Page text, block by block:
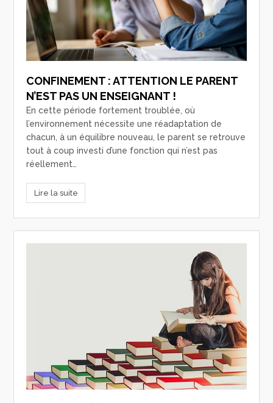
CONFINEMENT : ATTENTION LE PARENT
N’EST PAS UN ENSEIGNANT !
En cette période fortement troublée, où
l’environnement nécessite une réadaptation de
chacun, à un équilibre nouveau, le parent se retrouve
tout à coup investi d’une fonction qui n’est pas
réellement…
Lire la suite